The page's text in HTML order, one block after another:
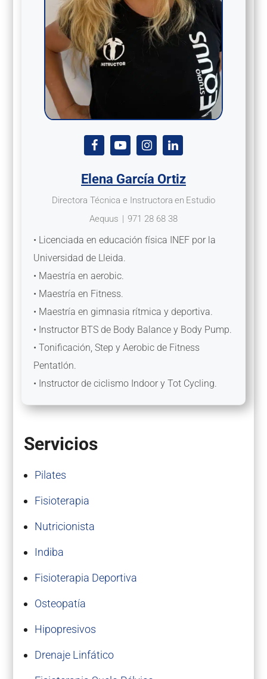
Elena García Ortiz
Directora Técnica e Instructora en Estudio
Aequus | 971 28 68 38
• Licenciada en educación física INEF por la
Universidad de Lleida.
• Maestría en aerobic.
• Maestría en Fitness.
• Maestría en gimnasia rítmica y deportiva.
• Instructor BTS de Body Balance y Body Pump.
• Tonificación, Step y Aerobic de Fitness
Pentatlón.
• Instructor de ciclismo Indoor y Tot Cycling.
Servicios
Pilates
Fisioterapia
Nutricionista
Indiba
Fisioterapia Deportiva
Osteopatía
Hipopresivos
Drenaje Linfático